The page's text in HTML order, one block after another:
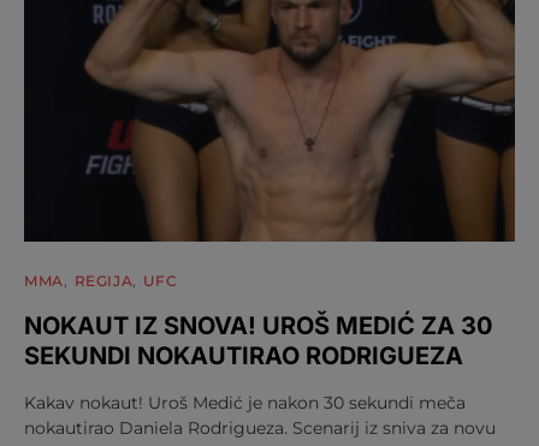
MMA REGIJA UFC
NOKAUT IZ SNOVA! UROŠ MEDIĆ ZA 30
SEKUNDI NOKAUTIRAO RODRIGUEZA
Kakav nokaut! Uroš Medić je nakon 30 sekundi meča
nokautirao Daniela Rodrigueza. Scenarij iz sniva za novu